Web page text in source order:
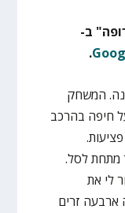
ב-
.
המשחק
חיפה בהרכב
מתחת לסל.
לי את
ארבעה זרים